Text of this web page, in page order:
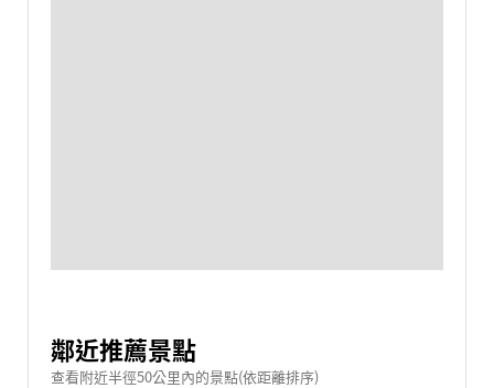
鄰近推薦景點
查看附近半徑50公里內的景點(依距離排序)